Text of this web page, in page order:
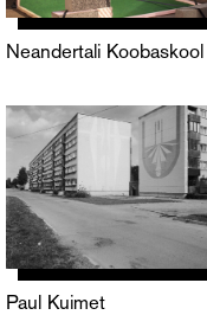
Neandertali Koobaskool
Paul Kuimet